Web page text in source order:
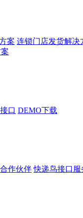
案 连锁门店发货解决
口 DEMO下载
合作伙伴 快递鸟接口服